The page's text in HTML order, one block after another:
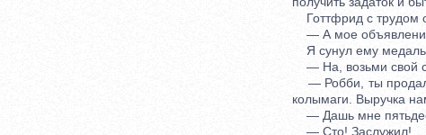
Готтфрид с трудом
— А мое
Я сунул ему
— На, возьми свой
— Робби, ты продал
колымаги. Выручка
— Дашь мне
— Сто! Заслужил!